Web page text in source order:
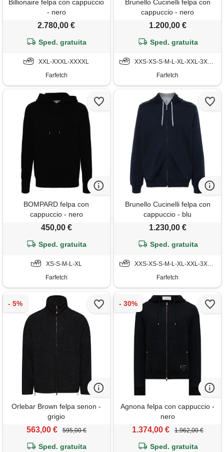
Billionaire felpa con cappuccio
- nero
2.780,00 €
Sped. gratuita
XXL-XXXL-XXXXL
Farfetch
Brunello Cucinelli felpa con
cappuccio - nero
1.200,00 €
Sped. gratuita
XXS-XS-S-M-L-XL-XXL-3XL-4XL
Farfetch
BOMPARD felpa con
cappuccio - nero
450,00 €
Sped. gratuita
XS-S-M-L-XL
Farfetch
Brunello Cucinelli felpa con
cappuccio - blu
1.230,00 €
Sped. gratuita
XXS-XS-S-M-L-XL-XXL-3XL-4XL
Farfetch
Orlebar Brown felpa senon -
grigio
563,00 € 595,00 €
Sped. gratuita
Agnona felpa con cappuccio -
nero
1.374,00 € 1.962,00 €
Sped. gratuita